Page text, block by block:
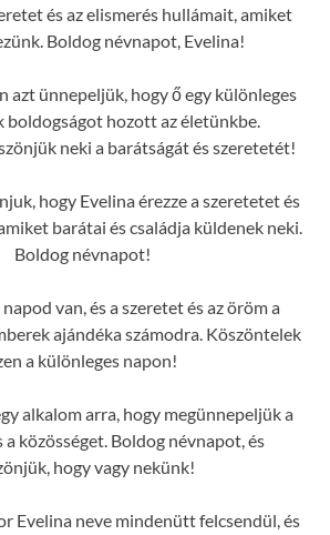
és az elismerés hullámait, amiket
Boldog névnapot, Evelina!
azt ünnepeljük, hogy ő egy különleges
boldogságot hozott az életünkbe.
neki a barátságát és szeretetét!
hogy Evelina érezze a szeretetet és
barátai és családja küldenek neki.
Boldog névnapot!
van, és a szeretet és az öröm a
ajándéka számodra. Köszöntelek
a különleges napon!
alkalom arra, hogy megünnepeljük a
a közösséget. Boldog névnapot, és
hogy vagy nekünk!
Evelina neve mindenütt felcsendül, és